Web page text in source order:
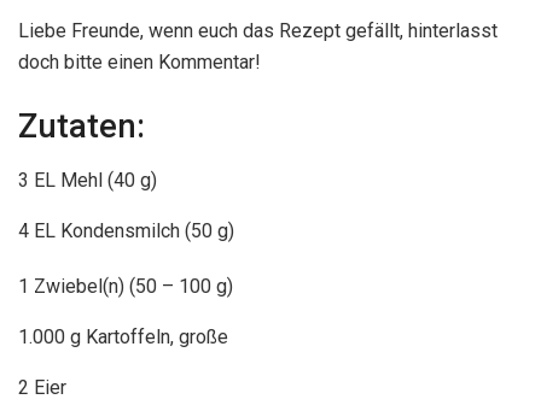
Liebe Freunde, wenn euch das Rezept gefällt, hinterlasst
doch bitte einen Kommentar!
Zutaten:
3 EL Mehl (40 g)
4 EL Kondensmilch (50 g)
1 Zwiebel(n) (50 – 100 g)
1.000 g Kartoffeln, große
2 Eier